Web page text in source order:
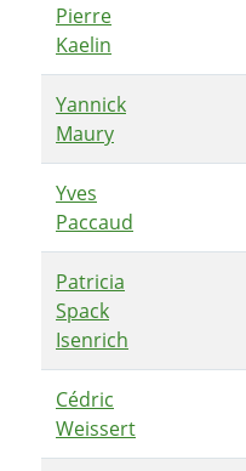
Pierre
Kaelin
Yannick
Maury
Yves
Paccaud
Patricia
Spack
Isenrich
Cédric
Weissert